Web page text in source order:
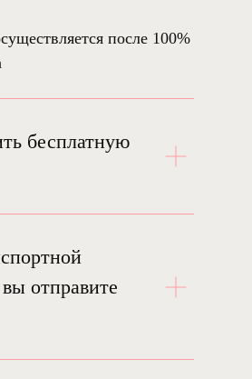
после 100%
бесплатную
отправите